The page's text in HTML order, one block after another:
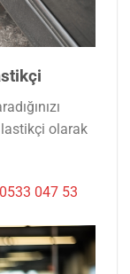
olarak
0533 047 53